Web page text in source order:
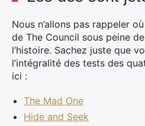
Nous n’allons pas rappeler
de The Council sous peine
l’histoire. Sachez juste que
l’intégralité des tests des
ici :
The Mad One
Hide and Seek